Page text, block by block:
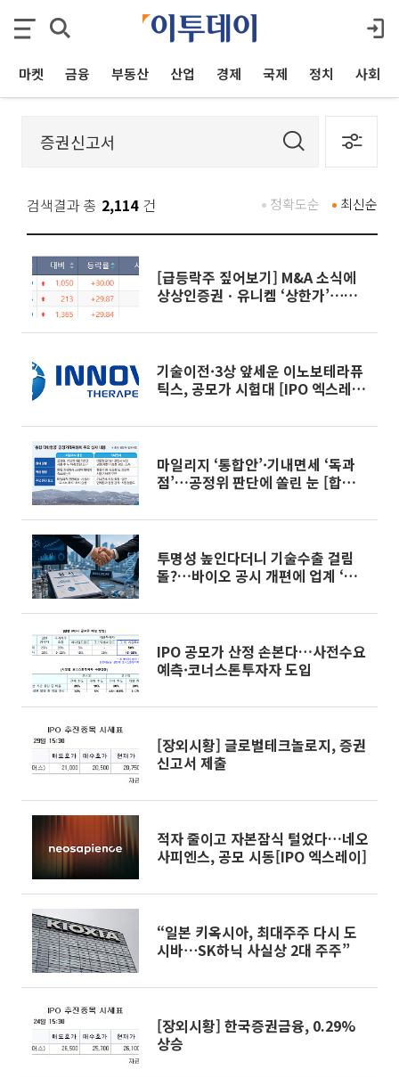
마켓 금융 부동산 산업 경제 국제 정치 사회
검색결과 총 2,114 건 최신순
정확도순
[급등락주 짚어보기] M&A 소식에
상상인증권ㆍ유니켐 ‘상한가’⋯유
기술이전·3상 앞세운 이노보테라퓨
틱스, 공모가 시험대 [IPO 엑스레
마일리지 ‘통합안’·기내면세 ‘독과
점’…공정위 판단에 쏠린 눈 [합병
투명성 높인다더니 기술수출 걸림
돌?…바이오 공시 개편에 업계 ‘촉
IPO 공모가 산정 손본다…사전수요
예측·코너스톤투자자 도입
[장외시황] 글로벌테크놀로지, 증권
신고서 제출
적자 줄이고 자본잠식 털었다…네오
사피엔스, 공모 시동[IPO 엑스레이]
“일본 키옥시아, 최대주주 다시 도
시바⋯SK하닉 사실상 2대 주주”
[장외시황] 한국증권금융, 0.29%
상승